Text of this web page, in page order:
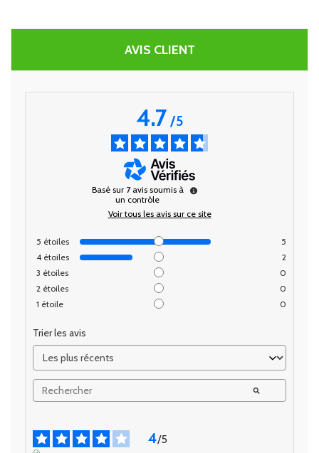
AVIS CLIENT
4.7/5
Basé sur 7 avis soumis à
un contrôle
Voir tous les avis sur ce site
5 étoiles
5
4 étoiles
2
3 étoiles
0
2 étoiles
0
1 étoile 0
Trier les avis
4/5